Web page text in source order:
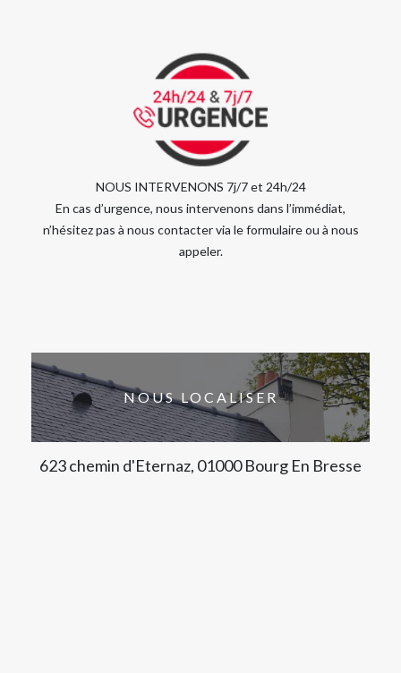
NOUS INTERVENONS 7j/7 et 24h/24
En cas d’urgence, nous intervenons dans l’immédiat,
n’hésitez pas à nous contacter via le formulaire ou à nous
appeler.
NOUS LOCALISER
623 chemin d'Eternaz, 01000 Bourg En Bresse